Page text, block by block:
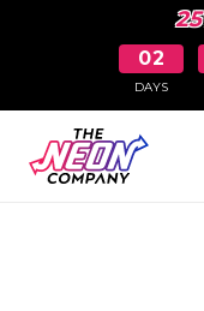
02
DAYS
PAGINA